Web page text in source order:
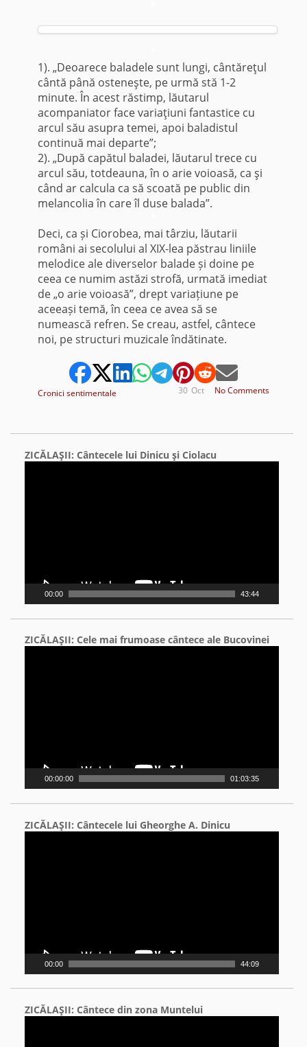
1). „Deoarece baladele sunt lungi, cântăreţul
cântă până osteneşte, pe urmă stă 1-2
minute. În acest răstimp, lăutarul
acompaniator face variaţiuni fantastice cu
arcul său asupra temei, apoi baladistul
continuă mai departe”;
2). „După capătul baladei, lăutarul trece cu
arcul său, totdeauna, în o arie voioasă, ca şi
când ar calcula ca să scoată pe public din
melancolia în care îl duse balada”.
Deci, ca și Ciorobea, mai târziu, lăutarii
români ai secolului al XIX-lea păstrau liniile
melodice ale diverselor balade și doine pe
ceea ce numim astăzi strofă, urmată imediat
de „o arie voioasă”, drept variațiune pe
aceeași temă, în ceea ce avea să se
numească refren. Se creau, astfel, cântece
noi, pe structuri muzicale îndătinate.
Cronici sentimentale No Comments
Oct
30
ZICĂLAŞII: Cântecele lui Dinicu şi Ciolacu
00:00 43:44
ZICĂLAŞII: Cele mai frumoase cântece ale Bucovinei
00:00:00 01:03:35
ZICĂLAŞII: Cântecele lui Gheorghe A. Dinicu
00:00 44:09
ZICĂLAŞII: Cântece din zona Muntelui